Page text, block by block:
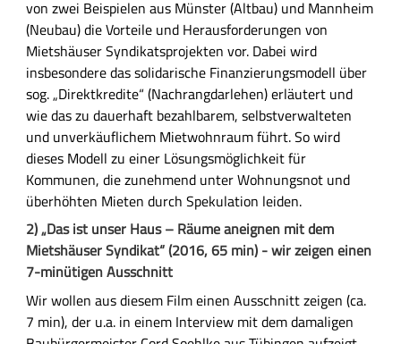
von zwei Beispielen aus Münster (Altbau) und Mannheim
(Neubau)die Vorteile und Herausforderungen von
Mietshäuser Syndikatsprojekten vor. Dabei wird
insbesondere das solidarische Finanzierungsmodell über
sog. „Direktkredite“ (Nachrangdarlehen) erläutert und
wie das zu dauerhaft bezahlbarem, selbstverwalteten
und unverkäuflichem Mietwohnraum führt.So wird
dieses Modell zu einer Lösungsmöglichkeit für
Kommunen, die zunehmend unter Wohnungsnot und
überhöhten Mieten durch Spekulation leiden.
2) „Das ist unser Haus – Räume aneignen mit dem
Mietshäuser Syndikat“ (2016, 65 min) - wir zeigen einen
7-minütigen Ausschnitt
Wir wollen aus diesem Film einen Ausschnitt zeigen (ca.
7 min), der u.a. in einem Interview mit dem damaligen